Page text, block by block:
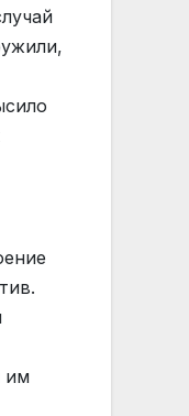
им